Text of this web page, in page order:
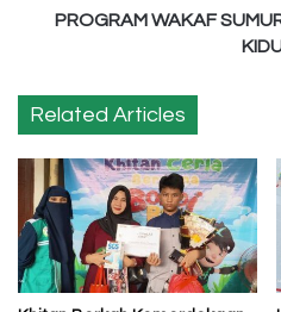
PROGRAM WAKAF
Related Articles